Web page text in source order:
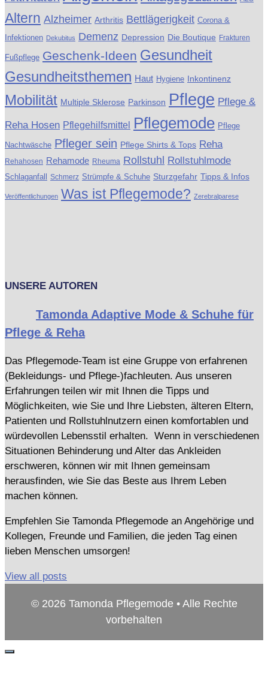
Altern Alzheimer Arthritis Bettlägerigkeit Corona &
Infektionen Dekubitus Demenz Depression Die Boutique Frakturen
Fußpflege Geschenk-Ideen Gesundheit
Gesundheitsthemen Haut Hygiene Inkontinenz
Mobilität Multiple Sklerose Parkinson Pflege Pflege &
Reha Hosen Pflegehilfsmittel Pflegemode Pflege
Nachtwäsche Pfleger sein Pflege Shirts & Tops Reha
Rehahosen Rehamode Rheuma Rollstuhl Rollstuhlmode
Schlaganfall Schmerz Strümpfe & Schuhe Sturzgefahr Tipps & Infos
Veröffentlichungen Was ist Pflegemode? Zerebralparese
UNSERE AUTOREN
Tamonda Adaptive Mode & Schuhe für
Pflege & Reha
Das Pflegemode-Team ist eine Gruppe von erfahrenen
(Bekleidungs- und Pflege-)fachleuten. Aus unseren
Erfahrungen teilen wir mit Ihnen die Tipps und
Möglichkeiten, wie Sie und Ihre Liebsten, älteren Eltern,
Patienten und Rollstuhlnutzern einen komfortablen und
würdevollen Lebensstil erhalten. Wenn in verschiedenen
Situationen Behinderung und Alter das Ankleiden
erschweren, können wir mit Ihnen gemeinsam
herausfinden, wie Sie das Beste aus Ihrem Leben
machen können.
Empfehlen Sie Tamonda Pflegemode an Angehörige und
Kollegen, Freunde und Familien, die jeden Tag einen
lieben Menschen umsorgen!
View all posts
© 2026 Tamonda Pflegemode • Alle Rechte
vorbehalten
Schließen